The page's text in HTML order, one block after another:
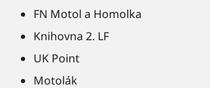
FN Motol a Homolka
Knihovna 2. LF
UK Point
Motolák